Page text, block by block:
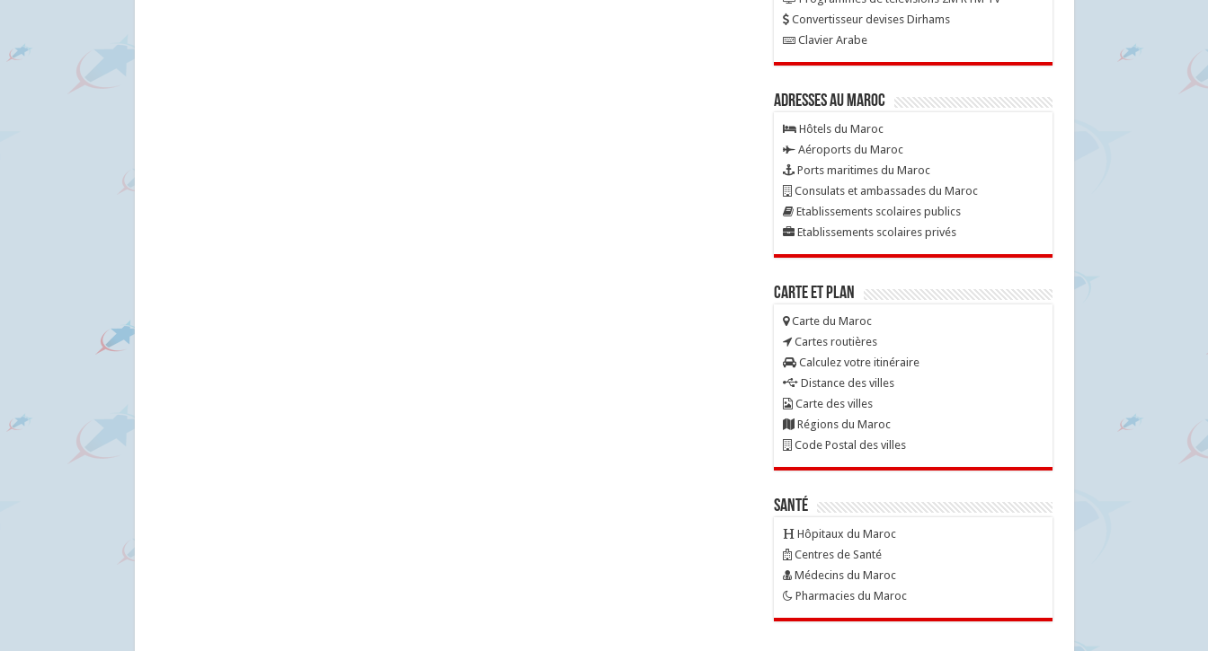
Convertisseur devises Dirhams
Clavier Arabe
Adresses au Maroc
Hôtels du Maroc
Aéroports du Maroc
Ports maritimes du Maroc
Consulats et ambassades du Maroc
Etablissements scolaires publics
Etablissements scolaires privés
Carte et Plan
Carte du Maroc
Cartes routières
Calculez votre itinéraire
Distance des villes
Carte des villes
Régions du Maroc
Code Postal des villes
Santé
Hôpitaux du Maroc
Centres de Santé
Médecins du Maroc
Pharmacies du Maroc